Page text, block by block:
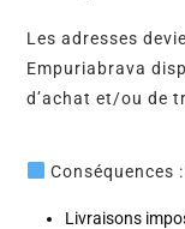
Les adresses
Empuriabrava
d’achat et/ou de
Conséquences
Livraisons